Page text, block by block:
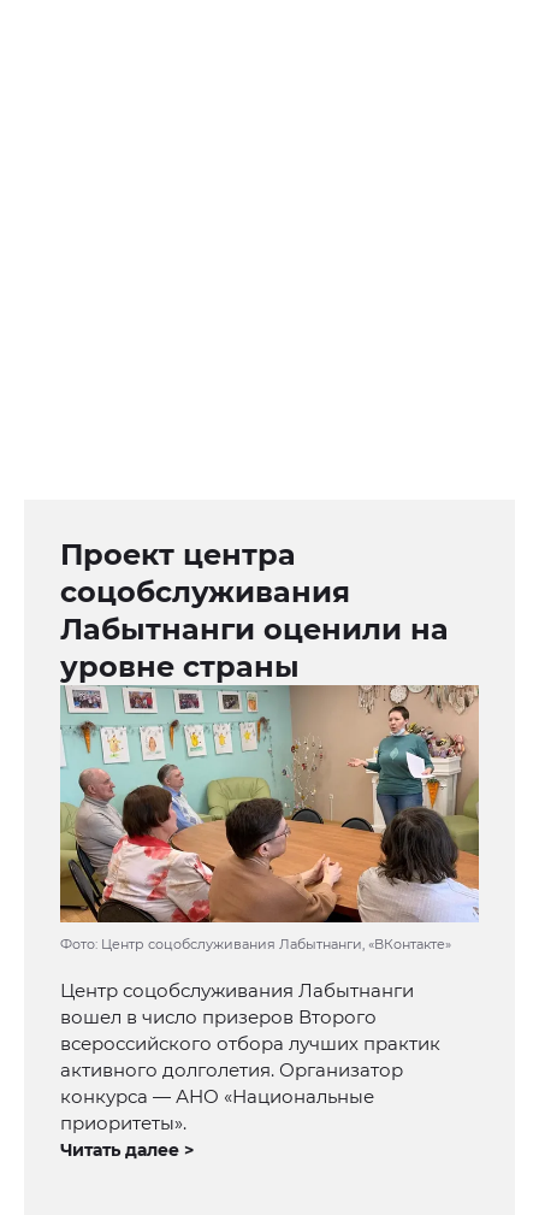
Проект центра
соцобслуживания
Лабытнанги оценили на
уровне страны
Фото: Центр соцобслуживания Лабытнанги, «ВКонтакте»
Центр соцобслуживания Лабытнанги
вошел в число призеров Второго
всероссийского отбора лучших практик
активного долголетия. Организатор
конкурса — АНО «Национальные
приоритеты».
Читать далее >